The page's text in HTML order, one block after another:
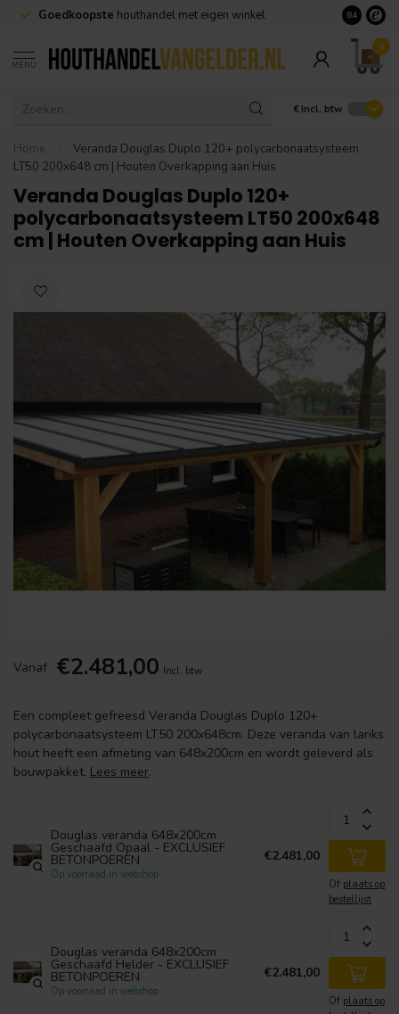
Goedkoopste houthandel met eigen winkel Geen
8.4
MENU
0
€ Incl. btw
Home
Veranda Douglas Duplo 120+ polycarbonaatsysteem
LT50 200x648 cm | Houten Overkapping aan Huis
Veranda Douglas Duplo 120+
polycarbonaatsysteem LT50 200x648
cm | Houten Overkapping aan Huis
Vanaf €2.481,00 Incl. btw
Een compleet gefreesd Veranda Douglas Duplo 120+
polycarbonaatsysteem LT50 200x648cm. Deze veranda van lariks
hout heeft een afmeting van 648x200cm en wordt geleverd als
bouwpakket. Lees meer.
Douglas veranda 648x200cm
Geschaafd Opaal - EXCLUSIEF
BETONPOEREN
Op voorraad in webshop
€2.481,00
Of plaats op
bestellijst
Douglas veranda 648x200cm
Geschaafd Helder - EXCLUSIEF
BETONPOEREN
Op voorraad in webshop
€2.481,00
Of plaats op